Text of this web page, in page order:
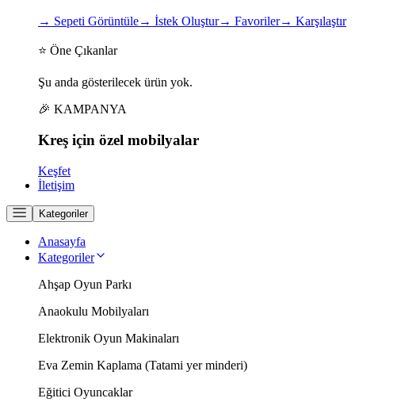
→ Sepeti Görüntüle→ İstek Oluştur→ Favoriler→ Karşılaştır
⭐ Öne Çıkanlar
Şu anda gösterilecek ürün yok.
🎉 KAMPANYA
Kreş için özel mobilyalar
Keşfet
İletişim
Kategoriler
Anasayfa
Kategoriler
Ahşap Oyun Parkı
Anaokulu Mobilyaları
Elektronik Oyun Makinaları
Eva Zemin Kaplama (Tatami yer minderi)
Eğitici Oyuncaklar